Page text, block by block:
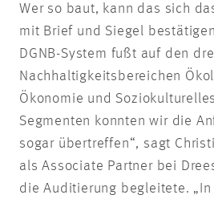
Wer so baut, kann das sich
mit Brief und Siegel
DGNB-System fußt auf den
Nachhaltigkeitsbereichen
Ökonomie und
Segmenten konnten wir die
sogar übertreffen“, sagt
als Associate Partner bei
die Auditierung begleitete.